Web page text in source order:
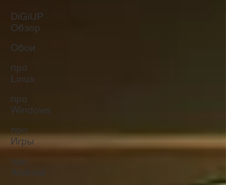
DiGiUP
Обзор
Обои
про
Linux
про
Windows
про
Игры
про
Android